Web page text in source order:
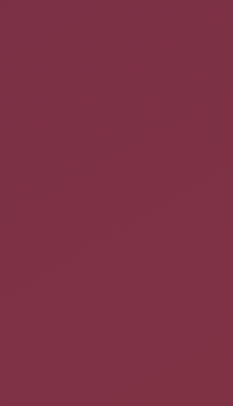
à la famille
d'Ubuntu sont
officiellement. Ces
des infrastructures
par Canonical
dans les
logiciels dans les
en tant que
dont l'interface par
a pour objectif de
postes de travail la
par le projet GNOME. La